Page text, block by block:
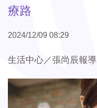
療路
2024/12/09 08:29
生活中心／張尚辰報導